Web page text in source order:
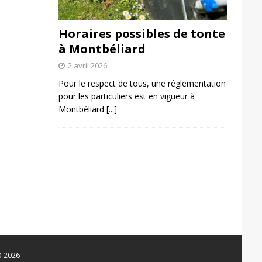
Horaires possibles de tonte
à Montbéliard
2 avril 2026
Pour le respect de tous, une réglementation
pour les particuliers est en vigueur à
Montbéliard [...]
2026